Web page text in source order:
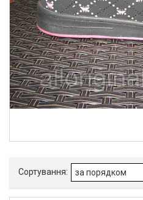
Ми в Інстаграм :